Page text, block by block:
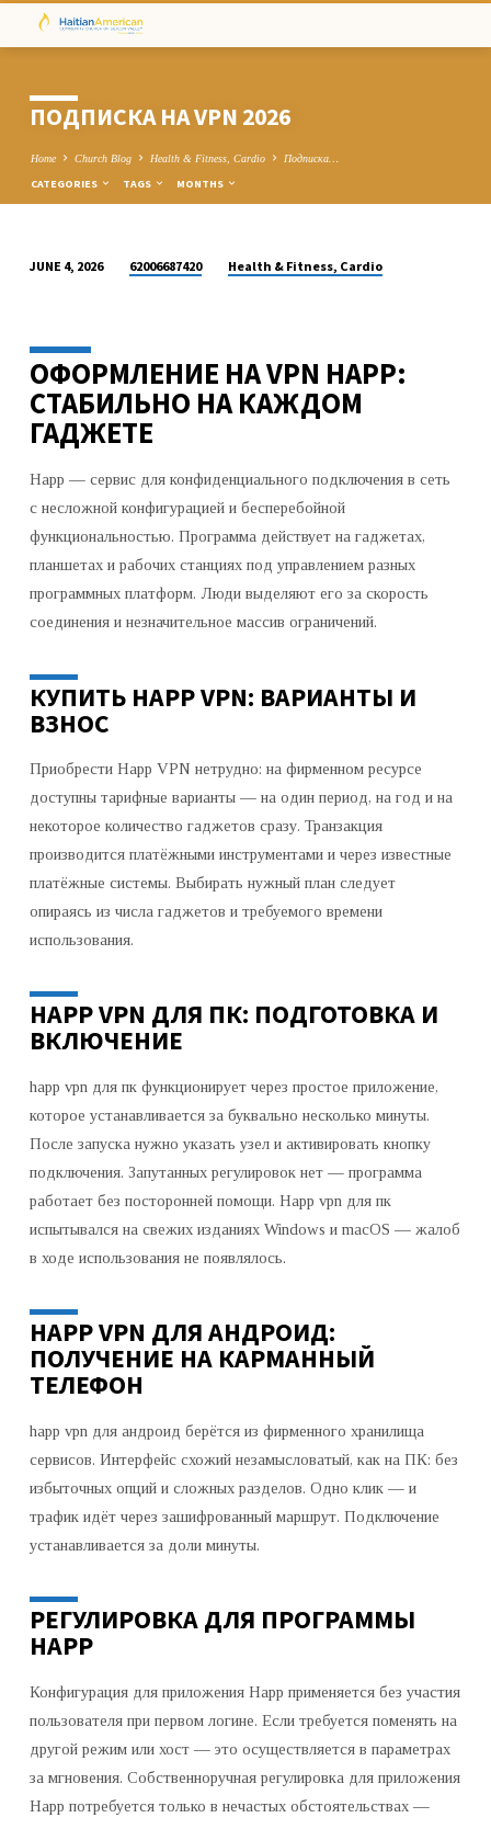
ПОДПИСКА НА VPN 2026
Home Church Blog Health & Fitness, Cardio Подписка…
CATEGORIES TAGS MONTHS
VPN
2026
JUNE 4, 2026 62006687420 Health & Fitness, Cardio
ОФОРМЛЕНИЕ НА VPN HAPP:
СТАБИЛЬНО НА КАЖДОМ
ГАДЖЕТЕ
Happ — сервис для конфиденциального подключения в сеть
с несложной конфигурацией и бесперебойной
функциональностью. Программа действует на гаджетах,
планшетах и рабочих станциях под управлением разных
программных платформ. Люди выделяют его за скорость
соединения и незначительное массив ограничений.
КУПИТЬ HAPP VPN: ВАРИАНТЫ И
ВЗНОС
Приобрести Happ VPN нетрудно: на фирменном ресурсе
доступны тарифные варианты — на один период, на год и на
некоторое количество гаджетов сразу. Транзакция
производится платёжными инструментами и через известные
платёжные системы. Выбирать нужный план следует
опираясь из числа гаджетов и требуемого времени
использования.
HAPP VPN ДЛЯ ПК: ПОДГОТОВКА И
ВКЛЮЧЕНИЕ
happ vpn для пк функционирует через простое приложение,
которое устанавливается за буквально несколько минуты.
После запуска нужно указать узел и активировать кнопку
подключения. Запутанных регулировок нет — программа
работает без посторонней помощи. Happ vpn для пк
испытывался на свежих изданиях Windows и macOS — жалоб
в ходе использования не появлялось.
HAPP VPN ДЛЯ АНДРОИД:
ПОЛУЧЕНИЕ НА КАРМАННЫЙ
ТЕЛЕФОН
happ vpn для андроид берётся из фирменного хранилища
сервисов. Интерфейс схожий незамысловатый, как на ПК: без
избыточных опций и сложных разделов. Одно клик — и
трафик идёт через зашифрованный маршрут. Подключение
устанавливается за доли минуты.
РЕГУЛИРОВКА ДЛЯ ПРОГРАММЫ
HAPP
Конфигурация для приложения Happ применяется без участия
пользователя при первом логине. Если требуется поменять на
другой режим или хост — это осуществляется в параметрах
за мгновения. Собственноручная регулировка для приложения
Happ потребуется только в нечастых обстоятельствах —